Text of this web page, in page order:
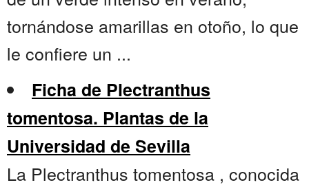
tornándose amarillas en otoño, lo que
le confiere un ...
Ficha de Plectranthus
tomentosa. Plantas de la
Universidad de Sevilla
La Plectranthus tomentosa , conocida